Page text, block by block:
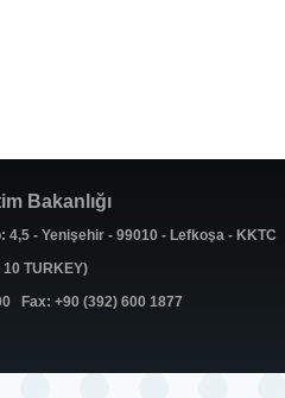
Bakanlığı
4,5 - Yenişehir - 99010 - Lefkoşa - KKTC
TURKEY)
Fax: +90 (392) 600 1877